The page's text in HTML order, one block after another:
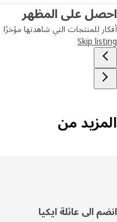
على المظهر
للمنتجات التي شاهدتها مؤخرًا
Skip
من
الى عائلة ايكيا